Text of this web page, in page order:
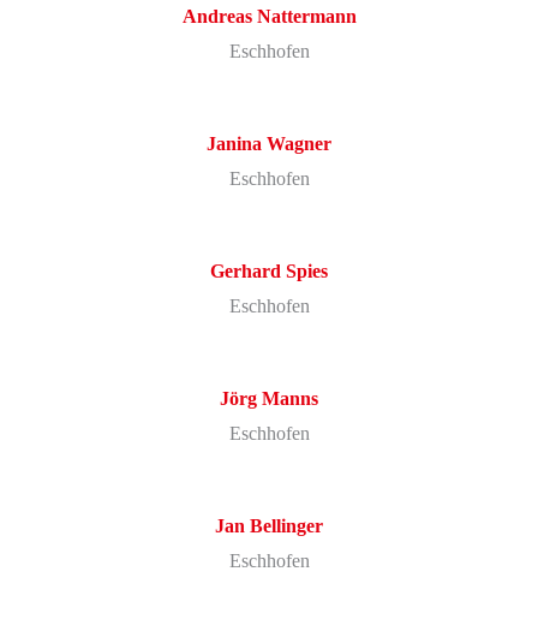
Andreas Nattermann
Eschhofen
Janina Wagner
Eschhofen
Gerhard Spies
Eschhofen
Jörg Manns
Eschhofen
Jan Bellinger
Eschhofen